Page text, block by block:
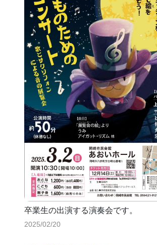
卒業生の出演する演奏会です。
2025/02/20